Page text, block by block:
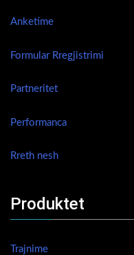
Anketime
Formular Rregjistrimi
Partneritet
Performanca
Rreth nesh
Produktet
Trajnime